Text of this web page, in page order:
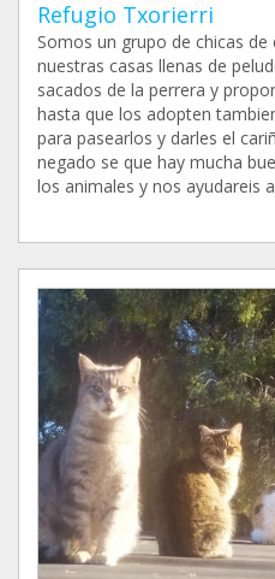
Refugio Txorierri
Somos un grupo de chicas
nuestras casas llenas de
sacados de la perrera y
hasta que los adopten
para pasearlos y darles el
negado se que hay mucha
los animales y nos ayudareis